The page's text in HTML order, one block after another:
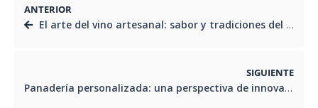
ANTERIOR
El arte del vino artesanal: sabor y tradiciones del Ecuador
SIGUIENTE
Panadería personalizada: una perspectiva de innovación y sostenibilidad